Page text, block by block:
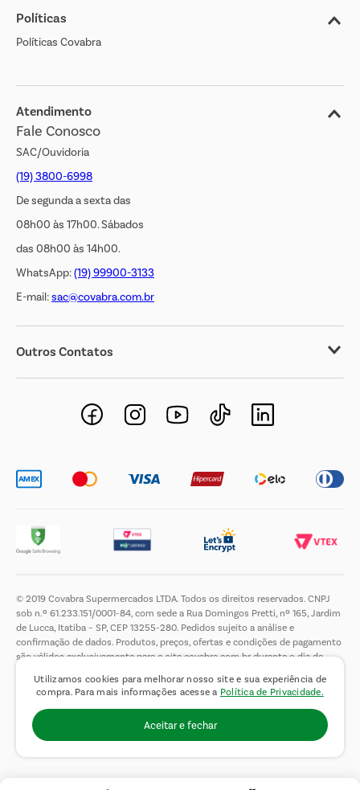
Utilizamos cookies para melhorar nosso site e sua experiência de
compra. Para mais informações acesse a Política de Privacidade.
Aceitar e fechar
Nossas Lojas
Cliente Bem Estar
Jornal de Ofertas
Transparência Salarial
Políticas
Políticas Covabra
Atendimento
Fale Conosco
SAC/Ouvidoria
(19) 3800-6998
De segunda a sexta das
08h00 às 17h00. Sábados
das 08h00 às 14h00.
WhatsApp:(19) 99900-3133
E-mail:sac@covabra.com.br
Outros Contatos
Negócios Imobiliários
Novos Fornecedores
© 2019 Covabra Supermercados LTDA. Todos os direitos reservados. CNPJ
sob n.º 61.233.151/0001-84, com sede a Rua Domingos Pretti, nº 165, Jardim
de Lucca, Itatiba – SP, CEP 13255-280. Pedidos sujeito a análise e
confirmação de dados. Produtos, preços, ofertas e condições de pagamento
são válidos exclusivamente para o site covabra.com.br durante o dia de
de limitar a quantidade máxima de produtos por compra por cliente. Não
vendemos no atacado. Fotos meramente ilustrativas.É proibida a venda e a
entrega de bebidas alcoólicas a menores de 18 (dezoito) anos, conforme Lei
n.° 8069/90, art. 81, inciso II (Estatuto da Criança e do Adolescente).